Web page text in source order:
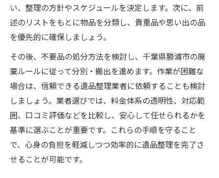
い、整理の方針やスケジュールを決定します。次に、前
述のリストをもとに物品を分類し、貴重品や思い出の品
を優先的に確保しましょう。
その後、不要品の処分方法を検討し、千葉県勝浦市の廃
棄ルールに従って分別・搬出を進めます。作業が困難な
場合は、信頼できる遺品整理業者に依頼することも検討
しましょう。業者選びでは、料金体系の透明性、対応範
囲、口コミ評価などを比較し、安心して任せられるかを
基準に選ぶことが重要です。これらの手順を守ること
で、心身の負担を軽減しつつ効率的に遺品整理を完了さ
せることが可能です。